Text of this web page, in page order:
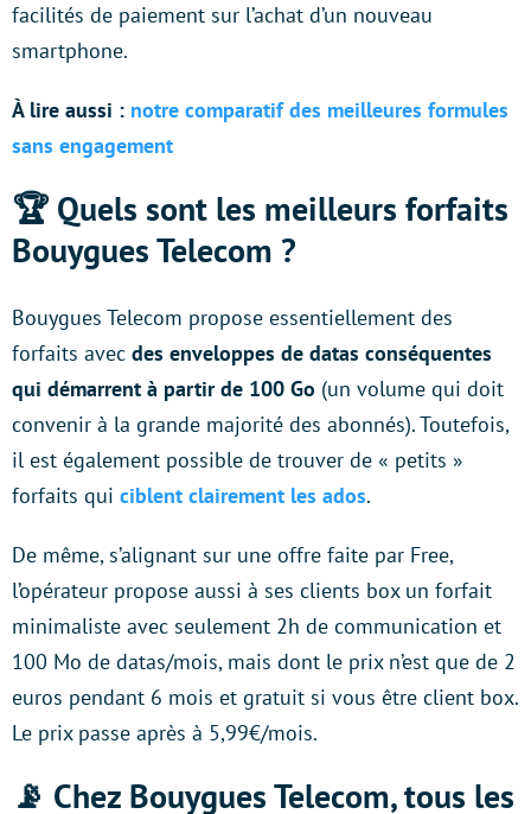
facilités de paiement sur l’achat d’un nouveau
smartphone.
À lire aussi : notre comparatif des meilleures formules
sans engagement
🏆 Quels sont les meilleurs forfaits
Bouygues Telecom ?
Bouygues Telecom propose essentiellement des
forfaits avec des enveloppes de datas conséquentes
qui démarrent à partir de 100 Go (un volume qui doit
convenir à la grande majorité des abonnés). Toutefois,
il est également possible de trouver de « petits »
forfaits qui ciblent clairement les ados.
De même, s’alignant sur une offre faite par Free,
l’opérateur propose aussi à ses clients box un forfait
minimaliste avec seulement 2h de communication et
100 Mo de datas/mois, mais dont le prix n’est que de 2
euros pendant 6 mois et gratuit si vous être client box.
Le prix passe après à 5,99€/mois.
📡 Chez Bouygues Telecom, tous les